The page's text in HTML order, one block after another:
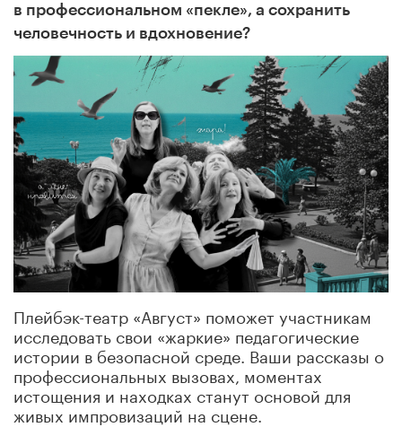
в профессиональном «пекле», а сохранить
человечность и вдохновение?
Плейбэк-театр «Август» поможет участникам
исследовать свои «жаркие» педагогические
истории в безопасной среде. Ваши рассказы о
профессиональных вызовах, моментах
истощения и находках станут основой для
живых импровизаций на сцене.